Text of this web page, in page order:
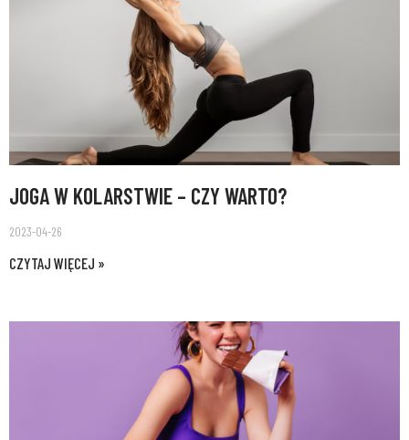
JOGA W KOLARSTWIE – CZY WARTO?
2023-04-26
CZYTAJ WIĘCEJ »